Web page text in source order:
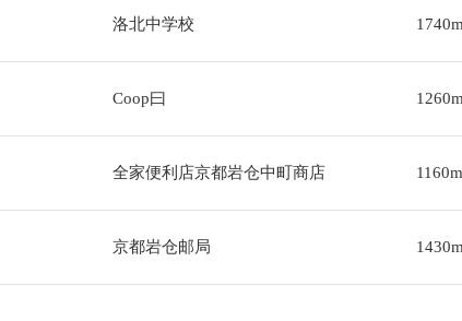
洛北中学校 1740m
Coop曰 1260m
全家便利店京都岩仓中町商店 1160m
京都岩仓邮局 1430m